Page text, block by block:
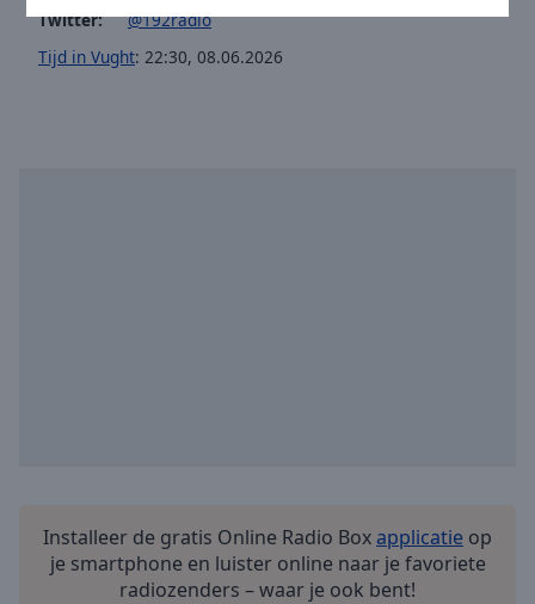
Twitter:
@192radio
Tijd in Vught: 22:30, 08.06.2026
Installeer de gratis Online Radio Boxapplicatie op
je smartphone en luister online naar je favoriete
radiozenders – waar je ook bent!